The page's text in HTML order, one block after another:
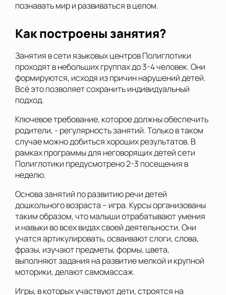
познавать мир и развиваться в целом.
Как построены занятия?
Занятия в сети языковых центров Полиглотики
проходят в небольших группах до 3-4 человек. Они
формируются, исходя из причин нарушений детей.
Всё это позволяет сохранить индивидуальный
подход.
Ключевое требование, которое должны обеспечить
родители, - регулярность занятий. Только в таком
случае можно добиться хороших результатов. В
рамках программы для неговорящих детей сети
Полиглотики предусмотрено 2-3 посещения в
неделю.
Основа занятий по развитию речи детей
дошкольного возраста – игра. Курсы организованы
таким образом, что малыши отрабатывают умения
и навыки во всех видах своей деятельности. Они
учатся артикулировать, осваивают слоги, слова,
фразы, изучают предметы, формы, цвета,
выполняют задания на развитие мелкой и крупной
моторики, делают самомассаж.
Игры, в которых участвуют дети, строятся на